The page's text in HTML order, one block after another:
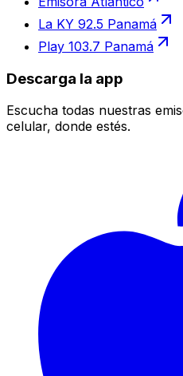
La KY 92.5 Panamá
Play 103.7 Panamá
Descarga la app
Escucha todas nuestras
celular, donde estés.